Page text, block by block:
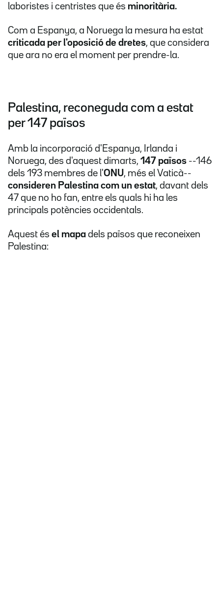
laboristes i centristes que és minoritària.
Com a Espanya, a Noruega la mesura ha estat
criticada per l'oposició de dretes, que considera
que ara no era el moment per prendre-la.
Palestina, reconeguda com a estat
per 147 països
Amb la incorporació d'Espanya, Irlanda i
Noruega, des d'aquest dimarts, 147 països --146
dels 193 membres de l'ONU, més el Vaticà--
consideren Palestina com un estat, davant dels
47 que no ho fan, entre els quals hi ha les
principals potències occidentals.
Aquest és el mapa dels països que reconeixen
Palestina: